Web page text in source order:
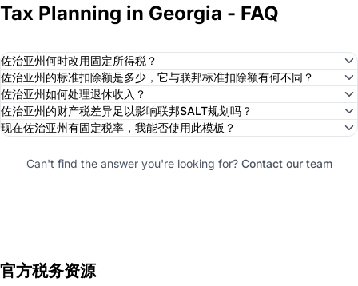
Tax Planning in Georgia - FAQ
佐治亚州何时改用固定所得税？
佐治亚州的标准扣除额是多少，它与联邦标准扣除额有何不同？
佐治亚州如何处理退休收入？
佐治亚州的财产税差异足以影响联邦SALT规划吗？
现在佐治亚州有固定税率，我能否使用此模板？
Can't find the answer you're looking for? Contact our team
官方税务资源